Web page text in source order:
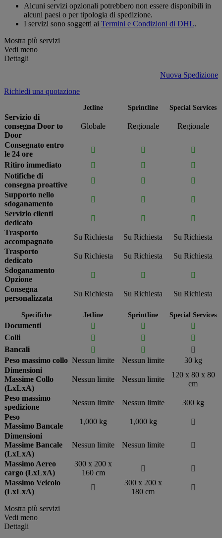
Alcuni servizi opzionali potrebbero non essere disponibili in
alcuni paesi o per tipologia di spedizione.
I servizi sono soggetti ai Termini e Condizioni di DHL.
Mostra più servizi
Vedi meno
Dettagli
Nuova Spedizione
Richiedi una quotazione
Jetline Sprintline Special Services
Servizio di
consegna Door to
Door
Globale Regionale Regionale
Consegnato entro
le 24 ore
 

Ritiro immediato
 

Notifiche di
consegna proattive
 

Supporto nello
sdoganamento
 

Servizio clienti
dedicato
 

Trasporto
accompagnato
Su Richiesta Su Richiesta
Su Richiesta
Trasporto
dedicato
Su Richiesta Su Richiesta
Su Richiesta
Sdoganamento
Opzione
 

Consegna
personalizzata
Su Richiesta Su Richiesta Su Richiesta
Specifiche Jetline Sprintline Special Services
Documenti  

Colli
 

Bancali
 

Peso massimo collo Nessun limite Nessun limite
30 kg
Dimensioni
Massime Collo
(LxLxA)
Nessun limite Nessun limite
120 x 80 x 80
cm
Peso massimo
spedizione
Nessun limite Nessun limite
300 kg
Peso
Massimo Bancale
1,000 kg 1,000 kg

Dimensioni
Massime Bancale
(LxLxA)
Nessun limite Nessun limite 
Massimo Aereo
cargo (LxLxA)
300 x 200 x
160 cm


Massimo Veicolo
(LxLxA)

300 x 200 x
180 cm

Mostra più servizi
Vedi meno
Dettagli